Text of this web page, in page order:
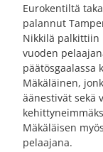
Eurokentiltä
palannut
Nikkilä palkittiin
vuoden
päätösgaalassa
Mäkäläinen,
äänestivät sekä
Mäkäläisen
pelaajana.